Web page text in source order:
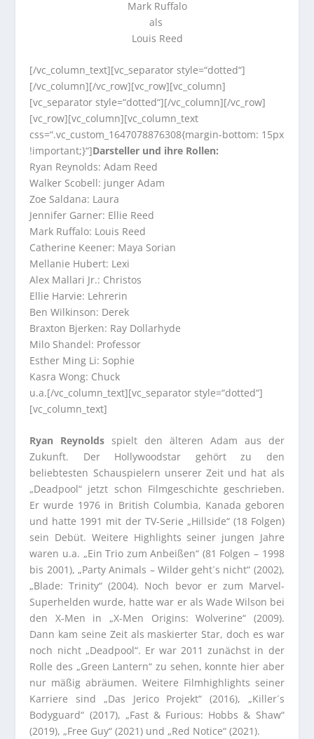
Mark Ruffalo
als
Louis Reed
[/vc_column_text][vc_separator style=“dotted“]
[/vc_column][/vc_row][vc_row][vc_column]
[vc_separator style=“dotted“][/vc_column][/vc_row]
[vc_row][vc_column][vc_column_text
css=“.vc_custom_1647078876308{margin-bottom: 15px
!important;}“]Darsteller und ihre Rollen:
Ryan Reynolds: Adam Reed
Walker Scobell: junger Adam
Zoe Saldana: Laura
Jennifer Garner: Ellie Reed
Mark Ruffalo: Louis Reed
Catherine Keener: Maya Sorian
Mellanie Hubert: Lexi
Alex Mallari Jr.: Christos
Ellie Harvie: Lehrerin
Ben Wilkinson: Derek
Braxton Bjerken: Ray Dollarhyde
Milo Shandel: Professor
Esther Ming Li: Sophie
Kasra Wong: Chuck
u.a.[/vc_column_text][vc_separator style=“dotted“]
[vc_column_text]
Ryan Reynolds spielt den älteren Adam aus der
Zukunft. Der Hollywoodstar gehört zu den
beliebtesten Schauspielern unserer Zeit und hat als
„Deadpool“ jetzt schon Filmgeschichte geschrieben.
Er wurde 1976 in British Columbia, Kanada geboren
und hatte 1991 mit der TV-Serie „Hillside“ (18 Folgen)
sein Debüt. Weitere Highlights seiner jungen Jahre
waren u.a. „Ein Trio zum Anbeißen“ (81 Folgen – 1998
bis 2001), „Party Animals – Wilder geht´s nicht“ (2002),
„Blade: Trinity“ (2004). Noch bevor er zum Marvel-
Superhelden wurde, hatte war er als Wade Wilson bei
den X-Men in „X-Men Origins: Wolverine“ (2009).
Dann kam seine Zeit als maskierter Star, doch es war
noch nicht „Deadpool“. Er war 2011 zunächst in der
Rolle des „Green Lantern“ zu sehen, konnte hier aber
nur mäßig abräumen. Weitere Filmhighlights seiner
Karriere sind „Das Jerico Projekt“ (2016), „Killer´s
Bodyguard“ (2017), „Fast & Furious: Hobbs & Shaw“
(2019), „Free Guy“ (2021) und „Red Notice“ (2021).